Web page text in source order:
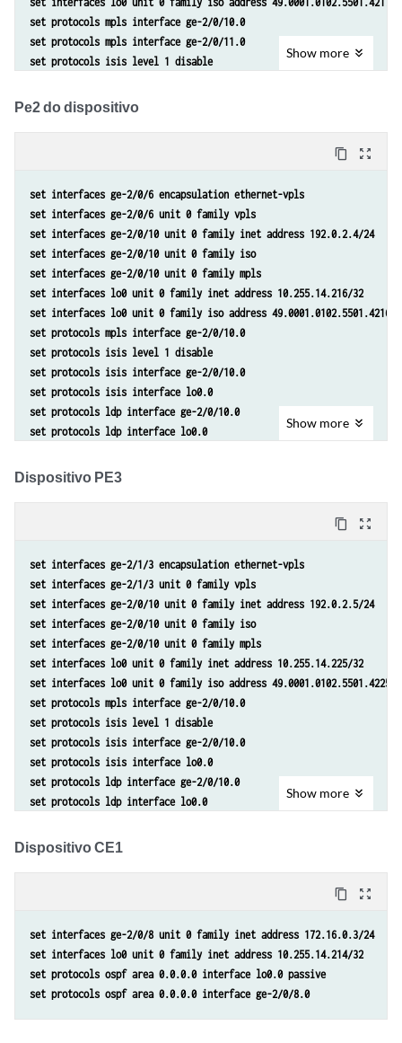
set protocols mpls interface ge-2/0/10.0
set protocols mpls interface ge-2/0/11.0
set protocols isis level 1 disable
set protocols isis interface ge-2/0/11.0
set protocols l2circuit neighbor 10.255.14.225 interface ge-2/0/
set protocols l2circuit neighbor 10.255.14.225 interface ge-2/0/5.0
set routing-options router-id 10.255.14.217
Show more
Pe2 do dispositivo
content_copy zoom_out_map
set interfaces ge-2/0/6 encapsulation ethernet-vpls
set interfaces ge-2/0/6 unit 0 family vpls
set interfaces ge-2/0/10 unit 0 family inet address 192.0.2.4/24
set interfaces ge-2/0/10 unit 0 family iso
set interfaces ge-2/0/10 unit 0 family mpls
set interfaces lo0 unit 0 family inet address 10.255.14.216/32
set interfaces lo0 unit 0 family iso address
set protocols mpls interface ge-2/0/10.0
set protocols isis level 1 disable
set protocols isis interface ge-2/0/10.0
set protocols isis interface lo0.0
set protocols ldp interface ge-2/0/10.0
set protocols ldp interface lo0.0
set routing-instances customer interface ge-2/0/6.0
Show more
Dispositivo PE3
content_copy zoom_out_map
set interfaces ge-2/1/3 encapsulation ethernet-vpls
set interfaces ge-2/1/3 unit 0 family vpls
set interfaces ge-2/0/10 unit 0 family inet address 192.0.2.5/24
set interfaces ge-2/0/10 unit 0 family iso
set interfaces ge-2/0/10 unit 0 family mpls
set interfaces lo0 unit 0 family inet address 10.255.14.225/32
set interfaces lo0 unit 0 family iso address
set protocols mpls interface ge-2/0/10.0
set protocols isis level 1 disable
set protocols isis interface ge-2/0/10.0
set protocols isis interface lo0.0
set protocols ldp interface ge-2/0/10.0
set protocols ldp interface lo0.0
set routing-instances customer interface ge-2/1/3.0
Show more
Dispositivo CE1
content_copy zoom_out_map
set interfaces ge-2/0/8 unit 0 family inet address 172.16.0.3/24
set interfaces lo0 unit 0 family inet address 10.255.14.214/32
set protocols ospf area 0.0.0.0 interface lo0.0 passive
set protocols ospf area 0.0.0.0 interface ge-2/0/8.0